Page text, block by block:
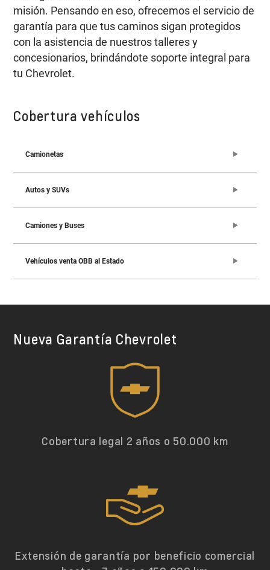
misión. Pensando en eso, ofrecemos el servicio de
garantía para que tus caminos sigan protegidos
con la asistencia de nuestros talleres y
concesionarios, brindándote soporte integral para
tu Chevrolet.
Cobertura vehículos
Camionetas
Autos y SUVs
Camiones y Buses
Vehículos venta OBB al Estado
Nueva Garantía Chevrolet
Cobertura legal 2 años o 50.000 km
Extensión de garantía por beneficio comercial